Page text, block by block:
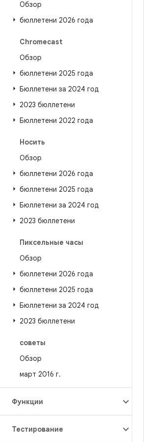
Обзор
бюллетени 2026 года
Chromecast
Обзор
бюллетени 2025 года
Бюллетени за 2024 год
2023 бюллетени
Бюллетени 2022 года
Носить
Обзор
бюллетени 2026 года
бюллетени 2025 года
Бюллетени за 2024 год
2023 бюллетени
Пиксельные часы
Обзор
бюллетени 2026 года
бюллетени 2025 года
Бюллетени за 2024 год
2023 бюллетени
советы
Обзор
март 2016 г.
Функции
Тестирование